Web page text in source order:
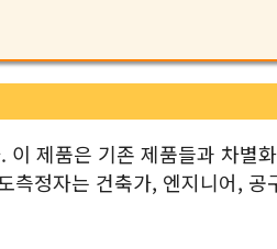
제품은 기존 제품들과 차별
측정자는 건축가, 엔지니어, 공